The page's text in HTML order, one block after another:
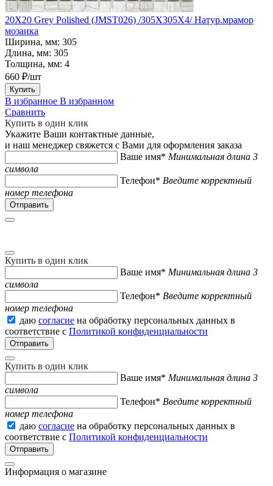
20X20 Grey Polished (JMST026) /305X305X4/ Натур.мрамор
мозаика
Ширина, мм: 305
Длина, мм: 305
Толщина, мм: 4
660 ₽/шт
Купить
В избранное В избранном
Сравнить
Купить в один клик
Укажите Ваши контактные данные,
и наш менеджер свяжется с Вами для оформления заказа
Ваше имя* Минимальная длина 3
символа
Телефон* Введите корректный
номер телефона
Купить в один клик
Ваше имя* Минимальная длина 3
символа
Телефон* Введите корректный
номер телефона
даю согласие на обработку персональных данных в
соответствие с Политикой конфиденциальности
Купить в один клик
Ваше имя* Минимальная длина 3
символа
Телефон* Введите корректный
номер телефона
даю согласие на обработку персональных данных в
соответствие с Политикой конфиденциальности
Информация о магазине